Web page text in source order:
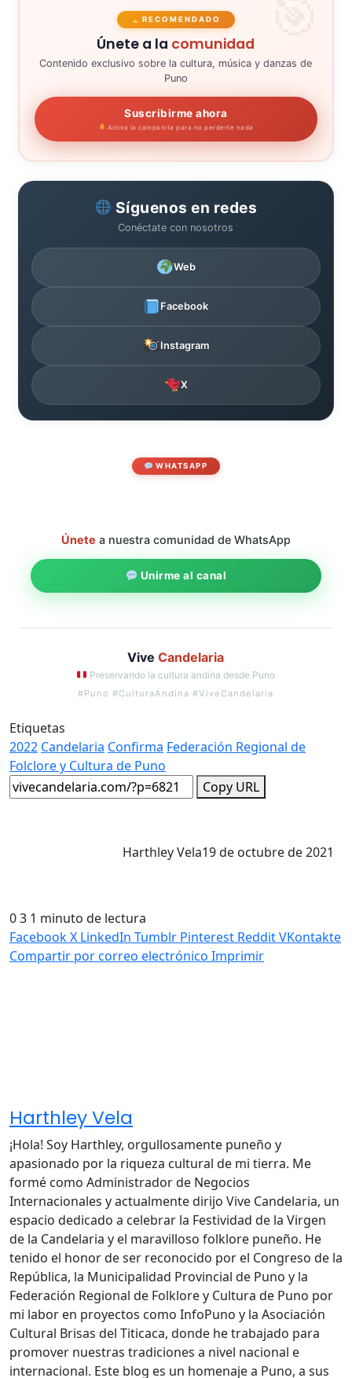
RECOMENDADO
Únete a la comunidad
Contenido exclusivo sobre la cultura, música y danzas de
Puno
Suscribirme ahora
Activa la campanita para no perderte nada
Síguenos en redes
Conéctate con nosotros
Web
Facebook
Instagram
X
WHATSAPP
Únete a nuestra comunidad de WhatsApp
Unirme al canal
ViveCandelaria
Preservando la cultura andina desde Puno
#Puno #CulturaAndina #ViveCandelaria
Etiquetas
2022 Candelaria Confirma Federación Regional de
Folclore y Cultura de Puno
Copy URL
Harthley Vela19 de octubre de 2021
03 1 minuto de lectura
FacebookX LinkedIn Tumblr Pinterest RedditVKontakte
Compartir por correo electrónico Imprimir
Harthley Vela
¡Hola! Soy Harthley, orgullosamente puneño y
apasionado por la riqueza cultural de mi tierra. Me
formé como Administrador de Negocios
Internacionales y actualmente dirijo Vive Candelaria, un
espacio dedicado a celebrar la Festividad de la Virgen
de la Candelaria y el maravilloso folklore puneño. He
tenido el honor de ser reconocido por el Congreso de la
República, la Municipalidad Provincial de Puno y la
Federación Regional de Folklore y Cultura de Puno por
mi labor en proyectos como InfoPuno y la Asociación
Cultural Brisas del Titicaca, donde he trabajado para
promover nuestras tradiciones a nivel nacional e
internacional. Este blog es un homenaje a Puno, a sus